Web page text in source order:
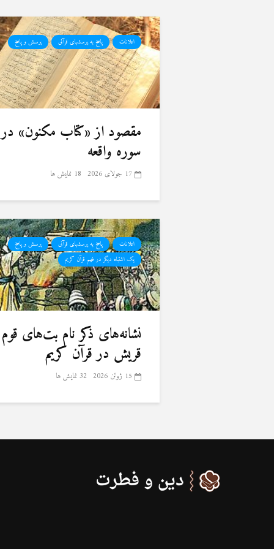
اعلانات پاسخ به پرسشهای قرآنی پرسش و پاسخ
سوره واقعه
17 جولای 2026 18 نمایش ها
اعلانات پاسخ به پرسشهای قرآنی
پرسش و پاسخ
یک اشتباه دیگر در فهم قرآن کریم
نشانه‌های ذکر نام بت‌های
قریش در قرآن کریم
15 ژوئن 2026 32 نمایش ها